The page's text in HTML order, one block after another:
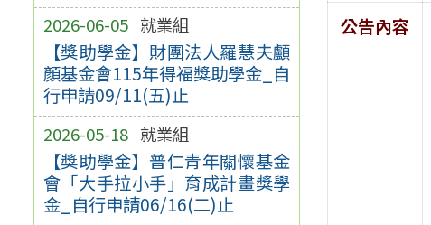
2026-06-05 就業組
【獎助學金】財團法人羅慧夫顱
顏基金會115年得福獎助學金_自
行申請09/11(五)止
2026-05-18 就業組
【獎助學金】普仁青年關懷基金
會「大手拉小手」育成計畫獎學
金_自行申請06/16(二)止
公告內容